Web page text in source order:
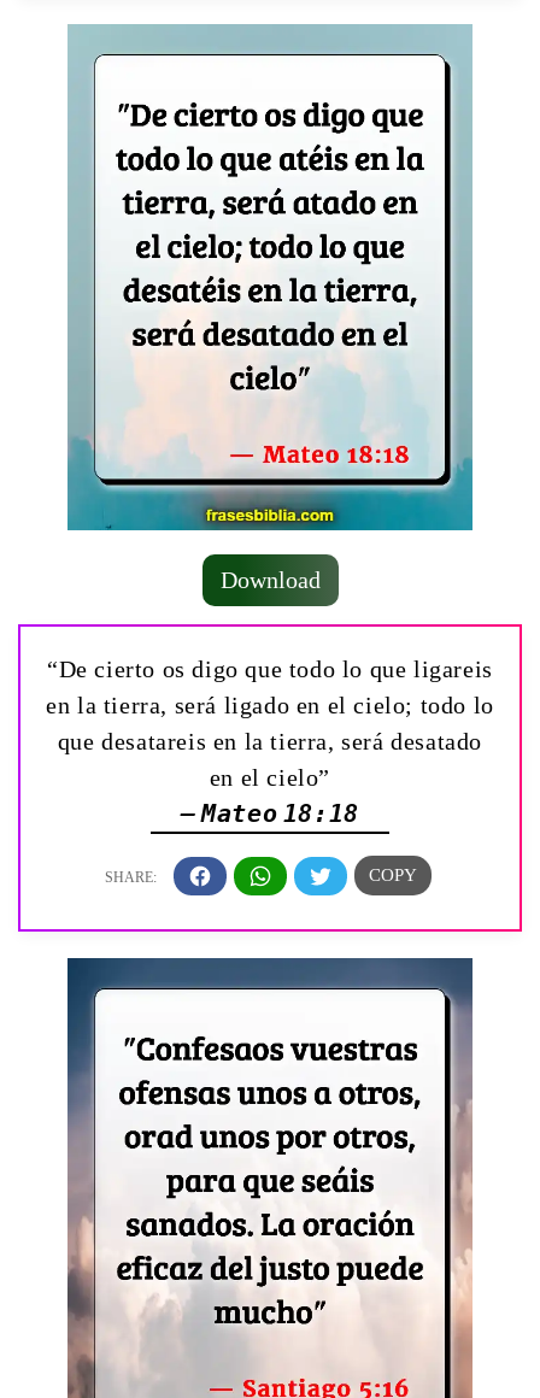
Download
“De cierto os digo que todo lo que ligareis
en la tierra, será ligado en el cielo; todo lo
que desatareis en la tierra, será desatado
en el cielo”
— Mateo 18:18